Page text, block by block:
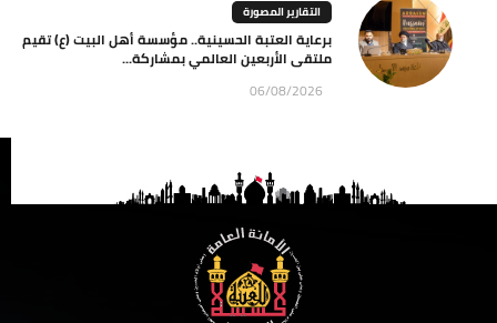
التقارير المصورة
برعاية العتبة الحسينية.. مؤسسة أهل البيت (ع) تقيم
ملتقى الأربعين العالمي بمشاركة...
06/08/2026